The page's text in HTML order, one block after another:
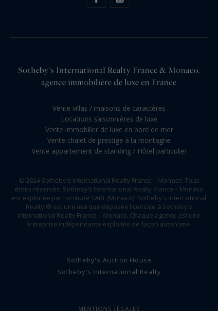
Sotheby's International Realty France & Monaco,
agence immobilière de luxe en France
Vente villas / maisons de caractères
Locations saisonnières de luxe
Vente immobilier de luxe en bord de mer
Vente chalet de prestige à la montagne
Vente appartement de standing / Hôtel particulier
© 2024 Sotheby's International Realty France – Monaco. Tous
droits réservés. Sotheby's International Realty France – Monaco
est exploitée par Fortitude SARL (Monaco). Sotheby's International
Realty ® est une marque déposée licenciée à Sotheby's
International Realty France – Monaco. Chaque agence est une
entreprise indépendante exploitée de façon autonome.
Sotheby's Auction House
Sotheby's International Realty
MENTIONS LÉGALES